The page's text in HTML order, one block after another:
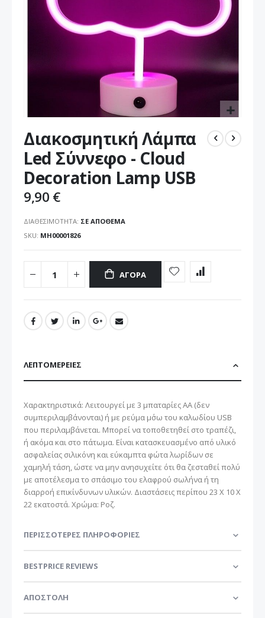
στην
αρχή
της
συλλογής
εικόνων
Διακοσμητική Λάμπα
Led Σύννεφο - Cloud
Decoration Lamp USB
9,90 €
ΔΙΑΘΕΣΙΜΌΤΗΤΑ: ΣΕ ΑΠΌΘΕΜΑ
SKU ΜΗ00001826
ΑΓΟΡΆ
ΛΕΠΤΟΜΈΡΕΙΕΣ
Χαρακτηριστικά: Λειτουργεί με 3 μπαταρίες ΑΑ (δεν
συμπεριλαμβάνονται) ή με ρεύμα μ΄σω του καλωδίου USB
που περιλαμβάνεται. Μπορεί να τοποθετηθεί στο τραπέζι,
ή ακόμα και στο πάτωμα. Είναι κατασκευασμένο από υλικό
ασφαλείας σιλικόνη και εύκαμπτα φώτα λωρίδων σε
χαμηλή τάση, ώστε να μην ανησυχείτε ότι θα ζεσταθεί πολύ
με αποτέλεσμα το σπάσιμο του ελαφρού σωλήνα ή τη
διαρροή επικίνδυνων υλικών. Διαστάσεις περίπου 23 Χ 10 Χ
22 εκατοστά. Χρώμα: Ροζ.
ΠΕΡΙΣΣΌΤΕΡΕΣ ΠΛΗΡΟΦΟΡΊΕΣ
BESTPRICE REVIEWS
ΑΠΟΣΤΟΛΗ